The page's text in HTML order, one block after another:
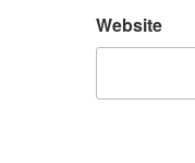
Website